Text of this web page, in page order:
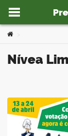
Ir para o conteúdo
Você está aqui:
Nívea